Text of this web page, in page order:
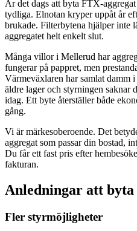
Är det dags att byta FTX-
tydliga. Elnotan kryper uppåt år
brukade. Filterbytena hjälper inte
aggregatet helt enkelt slut.
Många villor i Mellerud har
fungerar på pappret, men
Värmeväxlaren har samlat damm
äldre lager och styrningen saknar
idag. Ett byte återställer både
gång.
Vi är märkesoberoende. Det
aggregat som passar din bostad,
Du får ett fast pris efter
fakturan.
Anledningar att byta
Fler styrmöjligheter